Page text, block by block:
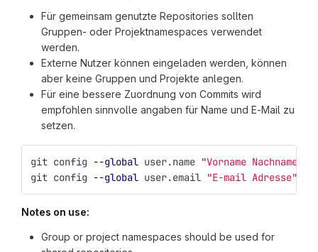
Für gemeinsam genutzte Repositories sollten
Gruppen- oder Projektnamespaces verwendet
werden.
Externe Nutzer können eingeladen werden, können
aber keine Gruppen und Projekte anlegen.
Für eine bessere Zuordnung von Commits wird
empfohlen sinnvolle angaben für Name und E-Mail zu
setzen.
git config --global user.name "Vorname Nachname"
git config
--global user.email "E-mail Adresse"
Notes on use:
Group or project namespaces should be used for